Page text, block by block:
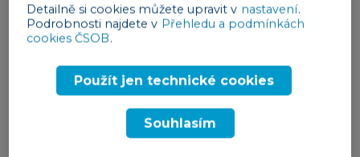
jako je mobilní telefon, notebook nebo tablet. Cílem
digitálního detoxu je lépe prožívat přítomný
okamžik a zbavit se závislosti na pravidelném
kontrolování sociálních sítí nebo e-mailu. Mezi
největší výhody toho, že si na čas dáte pauzu od
technologií, patří lepší vnímání svého okolí,
eliminace stresu a také zlepšení kontroly nad svým
Detailně si cookies můžete upravit v nastavení.
Podrobnosti najdete v Přehledu a podmínkách
cookies ČSOB.
Použít jen technické cookies
Souhlasím